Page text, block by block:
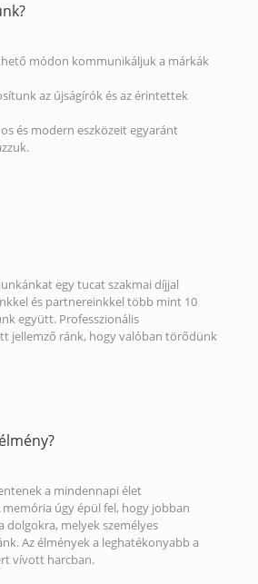
módon kommunikáljuk a márkák
az újságírók és az érintettek
és modern eszközeit egyaránt
egy tucat szakmai díjjal
és partnereinkkel több mint 10
együtt. Professzionális
jellemző ránk, hogy valóban törődünk
a mindennapi élet
úgy épül fel, hogy jobban
dolgokra, melyek személyes
Az élmények a leghatékonyabb a
vívott harcban.